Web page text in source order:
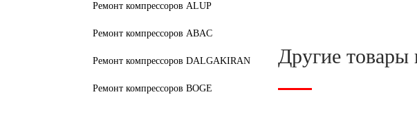
Ремонт компрессоров ALUP
Ремонт компрессоров ABAC
Ремонт компрессоров DALGAKIRAN
Ремонт компрессоров BOGE
Другие товары